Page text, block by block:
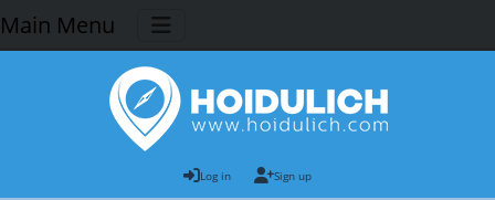
Main Menu
Log in Sign up